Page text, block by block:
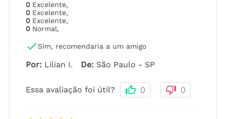
0 Excelente,
0 Excelente,
0 Excelente,
0 Normal,
Sim, recomendaria a um amigo
Por: Lilian I. De: São Paulo - SP
Essa avaliação foi útil? 0 0